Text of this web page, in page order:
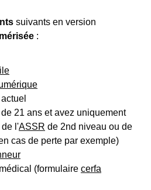
suivants en version
:
21 ans et avez uniquement
de l'ASSR de 2nd niveau ou de
cas de perte par exemple)
(formulaire cerfa